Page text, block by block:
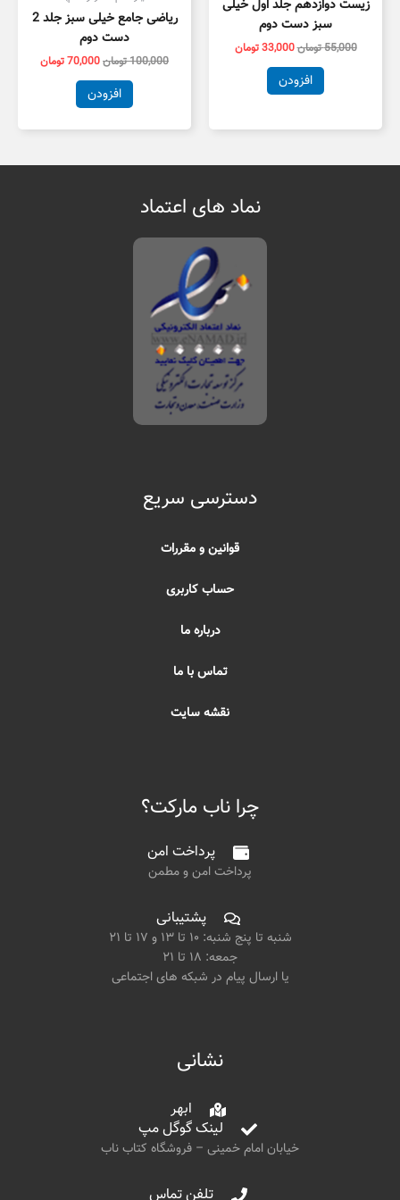
زیست دوازدهم جلد اول خیلی
سبز دست دوم
55,000تومان33,000تومان
افزودن
ریاضی جامع خیلی سبز جلد 2
دست دوم
100,000تومان70,000تومان
افزودن
نماد های اعتماد
دسترسی سریع
قوانین و مقررات
حساب کاربری
درباره ما
تماس با ما
نقشه سایت
چرا ناب مارکت؟
پرداخت امن
پرداخت امن و مطمن
پشتیبانی
شنبه تا پنج شنبه: ۱۰ تا ۱۳ و ۱۷ تا ۲۱
جمعه: ۱۸ تا ۲۱
یا ارسال پیام در شبکه های اجتماعی
نشانی
ابهر
لینک گوگل مپ
خیابان امام خمینی – فروشگاه کتاب ناب
تلفن تماس